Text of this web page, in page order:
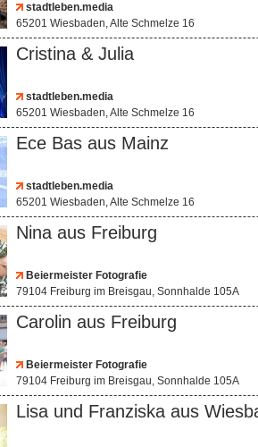
stadtleben.media
65201 Wiesbaden, Alte Schmelze 16
Cristina & Julia
stadtleben.media
65201 Wiesbaden, Alte Schmelze 16
Ece Bas aus Mainz
stadtleben.media
65201 Wiesbaden, Alte Schmelze 16
Nina aus Freiburg
Beiermeister Fotografie
79104 Freiburg im Breisgau, Sonnhalde 105A
Carolin aus Freiburg
Beiermeister Fotografie
79104 Freiburg im Breisgau, Sonnhalde 105A
Lisa und Franziska aus